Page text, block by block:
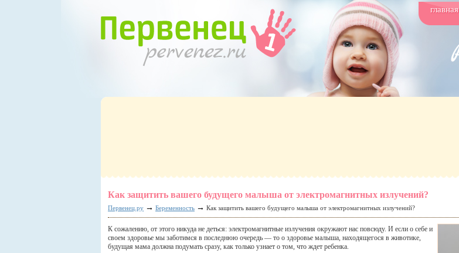
главная
Как защитить вашего будущего малыша от электромагнитных излучений?
Первенец.ру → Беременность → Как защитить вашего будущего малыша от электромагнитных излучений?
К сожалению, от этого никуда не деться: электромагнитные излучения окружают нас повсюду. И если о себе и
своем здоровье мы заботимся в последнюю очередь — то о здоровье малыша, находящегося в животике,
будущая мама должна подумать сразу, как только узнает о том, что ждет ребенка.